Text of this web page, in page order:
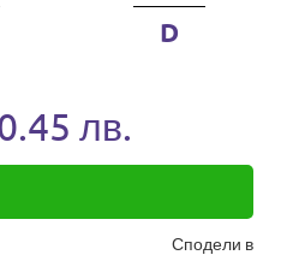
D
лв.
Сподели в